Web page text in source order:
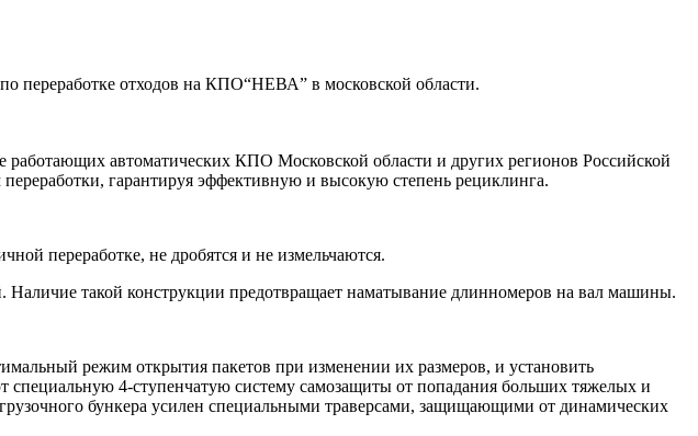
переработке отходов на КПО“НЕВА” в московской области.
автоматических КПО Московской области и других регионов Российской
гарантируя эффективную и высокую степень рециклинга.
переработке, не дробятся и не измельчаются.
такой конструкции предотвращает наматывание длинномеров на вал машины.
режим открытия пакетов при изменении их размеров, и установить
4-ступенчатую систему самозащиты от попадания больших тяжелых и
бункера усилен специальными траверсами, защищающими от динамических